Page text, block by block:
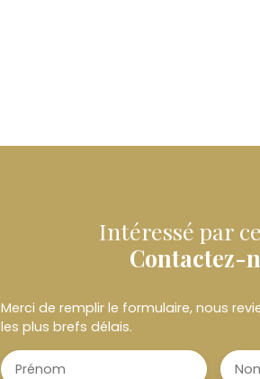
Intéressé par
Contactez-
Merci de remplir le formulaire, nous
les plus brefs délais.
Prénom